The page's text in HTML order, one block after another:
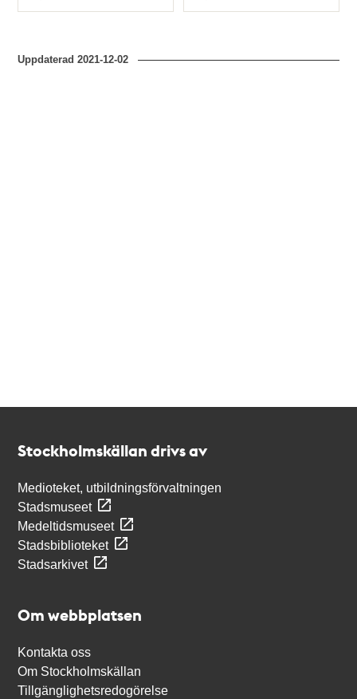
Typ Typ
Uppdaterad2021-12-02
Stockholmskällan drivs av
Medioteket, utbildningsförvaltningen
Stadsmuseet
Medeltidsmuseet
Stadsbiblioteket
Stadsarkivet
Om webbplatsen
Kontakta oss
Om Stockholmskällan
Tillgänglighetsredogörelse